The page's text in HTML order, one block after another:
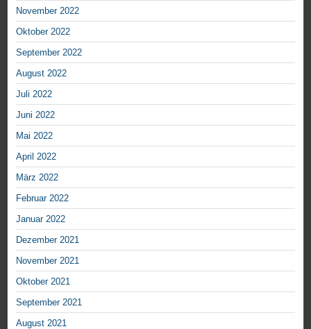
November 2022
Oktober 2022
September 2022
August 2022
Juli 2022
Juni 2022
Mai 2022
April 2022
März 2022
Februar 2022
Januar 2022
Dezember 2021
November 2021
Oktober 2021
September 2021
August 2021